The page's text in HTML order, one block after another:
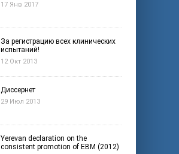
17 Янв 2017
За регистрацию всех клинических
испытаний!
12 Окт 2013
Диссернет
29 Июл 2013
Yerevan declaration on the
consistent promotion of EBM (2012)